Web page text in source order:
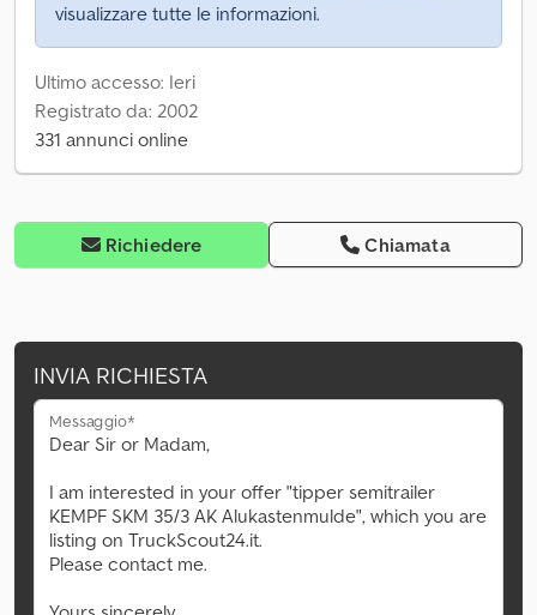
visualizzare tutte le informazioni.
Ultimo accesso: Ieri
Registrato da: 2002
331 annunci online
Richiedere Chiamata
INVIA RICHIESTA
Messaggio*